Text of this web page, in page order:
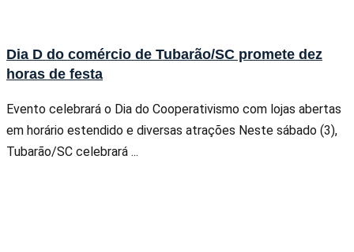
Dia D do comércio de Tubarão/SC promete dez
horas de festa
Evento celebrará o Dia do Cooperativismo com lojas abertas
em horário estendido e diversas atrações Neste sábado (3),
Tubarão/SC celebrará ...